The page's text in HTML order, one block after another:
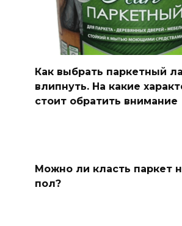
Как выбрать паркетный
влипнуть. На какие
стоит обратить внимание
Можно ли класть паркет
пол?